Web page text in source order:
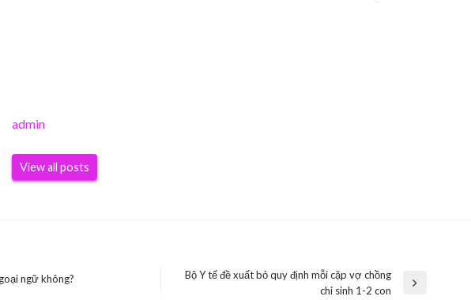
admin
View all posts
ngữ không?
Bộ Y tế đề xuất bỏ quy định mỗi cặp vợ chồng
chỉ sinh 1-2 con